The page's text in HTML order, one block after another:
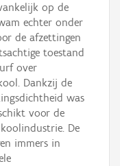
op de
echter onder
de afzettingen
toestand
over
Dankzij de
was
voor de
De
immers in